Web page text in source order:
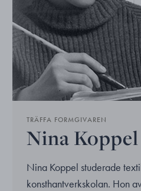
TRÄFFA FORMGIVAREN
Nina Koppel
Nina Koppel studerade
konsthantverkskolan. Hon